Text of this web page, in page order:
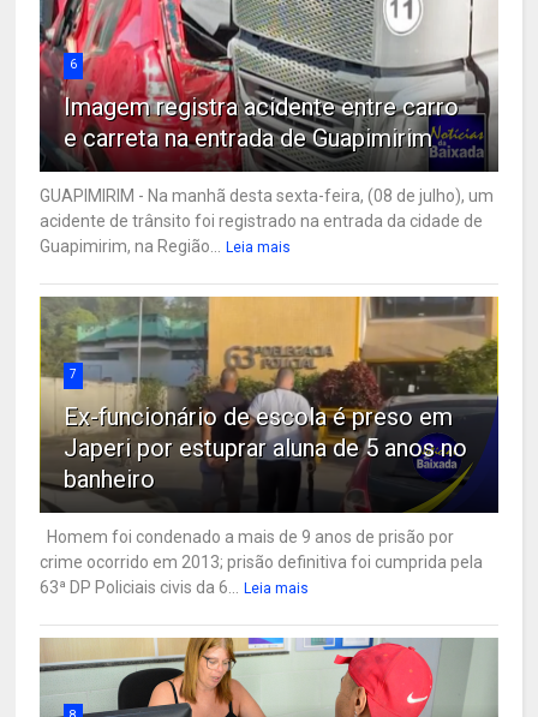
6
Imagem registra acidente entre carro
e carreta na entrada de Guapimirim
GUAPIMIRIM - Na manhã desta sexta-feira, (08 de julho), um
acidente de trânsito foi registrado na entrada da cidade de
Guapimirim, na Região...
Leia mais
7
Ex-funcionário de escola é preso em
Japeri por estuprar aluna de 5 anos no
banheiro
Homem foi condenado a mais de 9 anos de prisão por
crime ocorrido em 2013; prisão definitiva foi cumprida pela
63ª DP Policiais civis da 6...
Leia mais